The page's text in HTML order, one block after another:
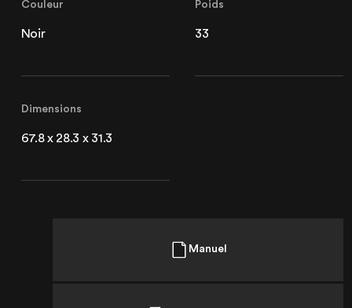
Couleur
Noir
Poids
33
Dimensions
67.8 x 28.3 x 31.3
Manuel